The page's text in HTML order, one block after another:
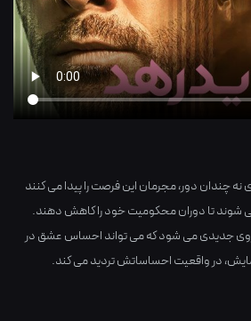
نه چندان دور، مجرمان این فرصت را پیدا می کنند
شوند تا دوران محکومیت خود را کاهش دهند.
جدیدی می شود که می تواند احساس عشق در
در واقعیت احساساتش تردید می کند.